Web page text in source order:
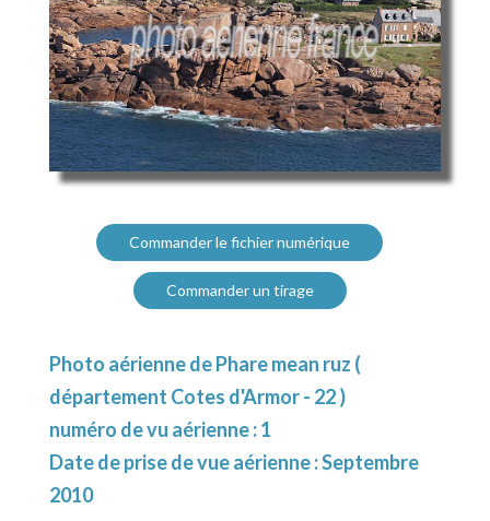
Commander le fichier numérique
Commander un tirage
Photo aérienne de Phare mean ruz (
département Cotes d'Armor - 22 )
numéro de vu aérienne : 1
Date de prise de vue aérienne : Septembre
2010